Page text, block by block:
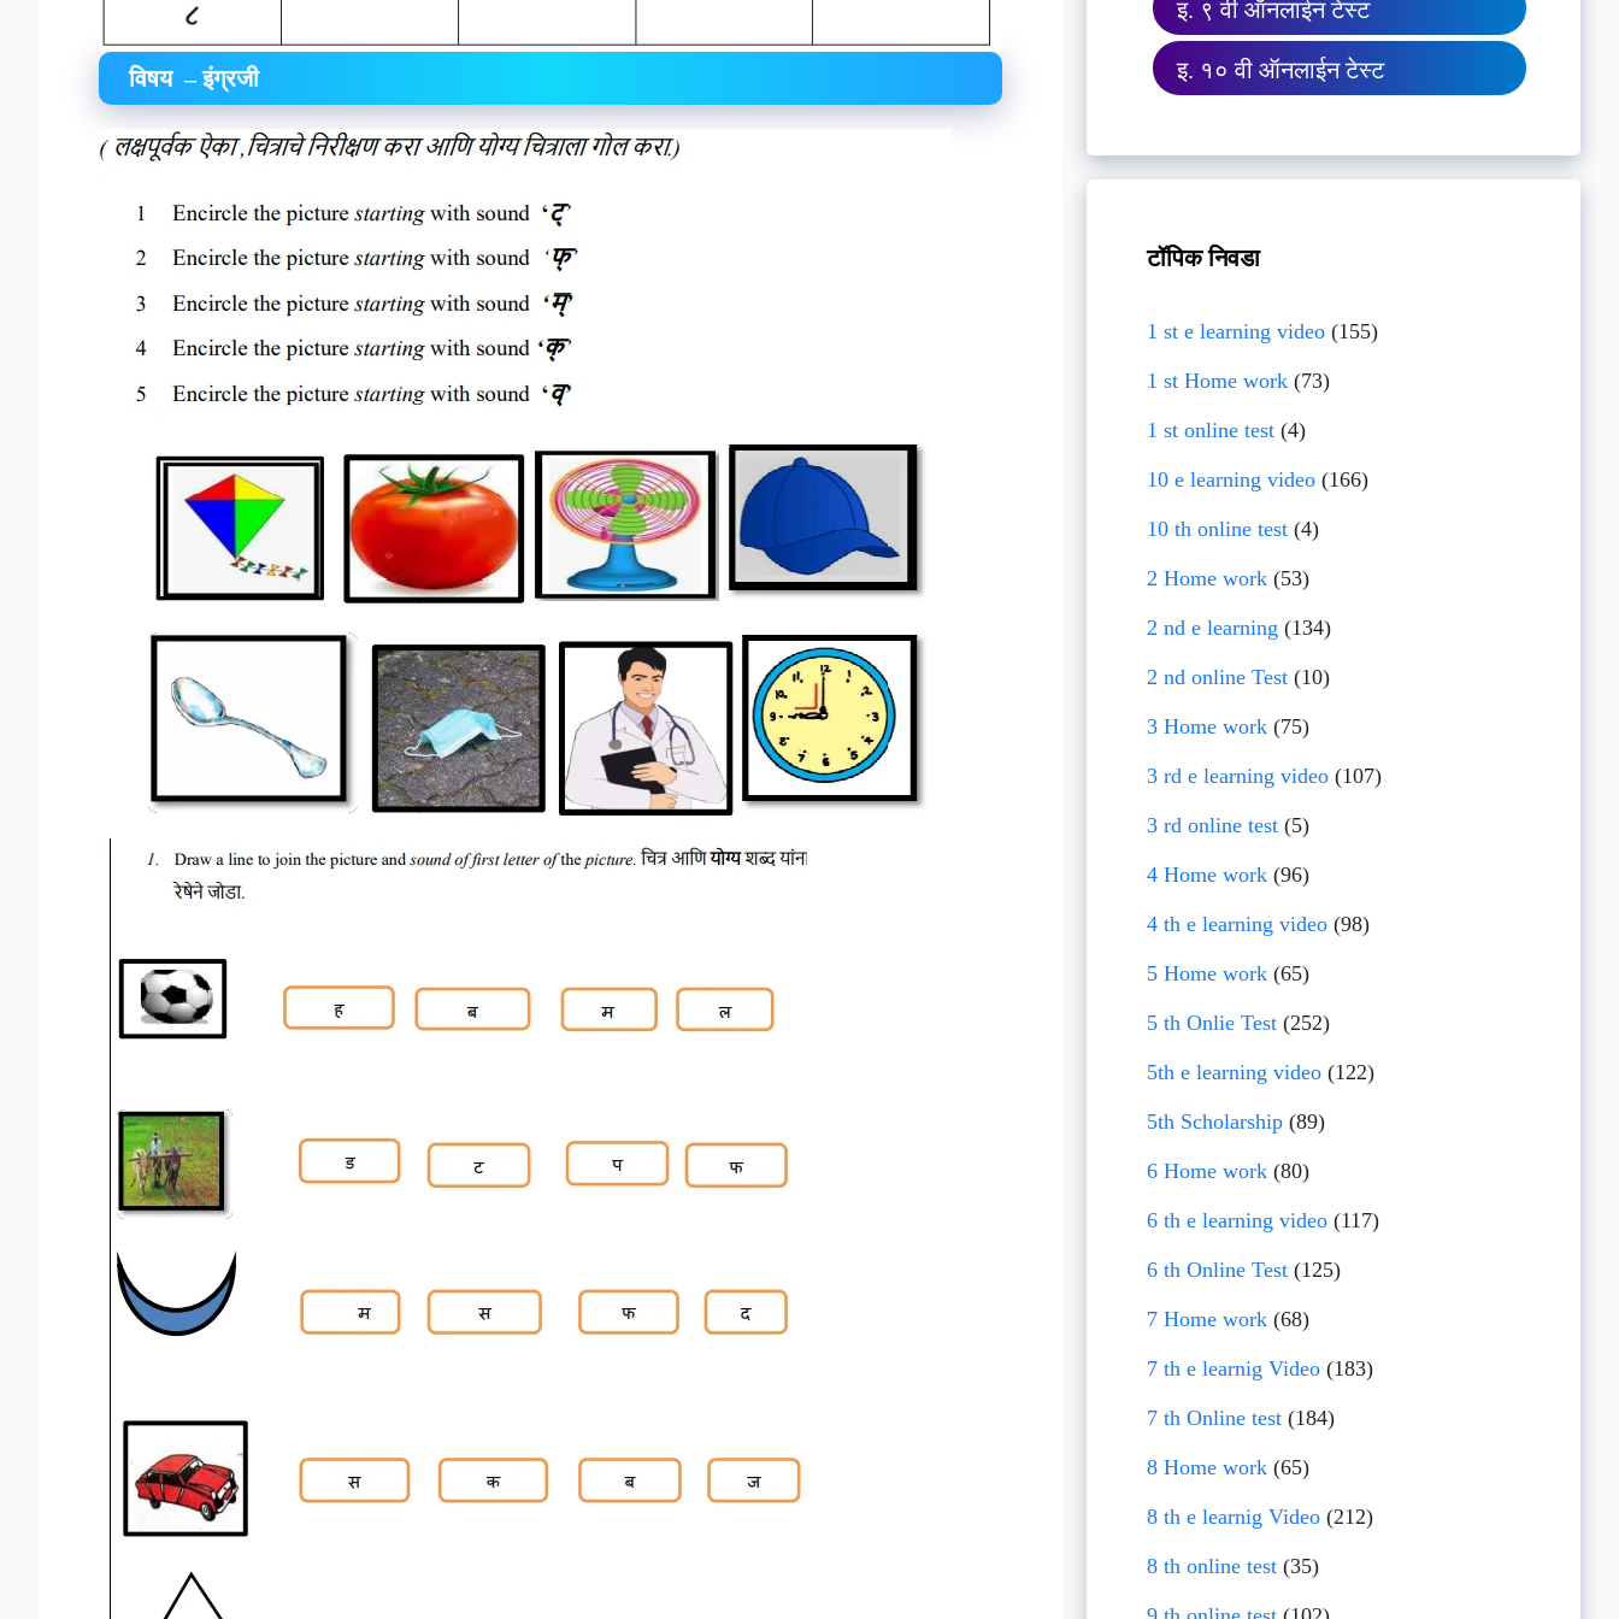
विषय – इंग्रजी
इ. ९ वी ऑनलाईन टेस्ट
इ. १० वी ऑनलाईन टेस्ट
टॉपिक निवडा
1 st e learning video(155)
1 st Home work(73)
1 st online test(4)
10 e learning video(166)
10 th online test(4)
2 Home work(53)
2 nd e learning (134)
2 nd online Test(10)
3 Home work(75)
3 rd e learning video(107)
3 rd online test(5)
4 Home work(96)
4 th e learning video(98)
5 Home work(65)
5 th Onlie Test(252)
5th e learning video(122)
5th Scholarship(89)
6 Home work(80)
6 th e learning video(117)
6 th Online Test(125)
7 Home work(68)
7 th e learnig Video(183)
7 th Online test(184)
8 Home work(65)
8 th e learnig Video(212)
8 th online test(35)